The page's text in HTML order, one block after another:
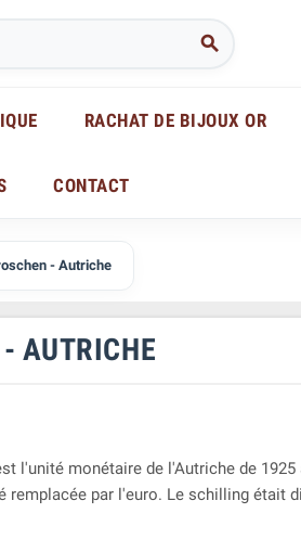

RACHAT DE BIJOUX OR
CONTACT
- Autriche
AUTRICHE
l'unité monétaire de l'Autriche de 1925
remplacée par l'euro. Le schilling était